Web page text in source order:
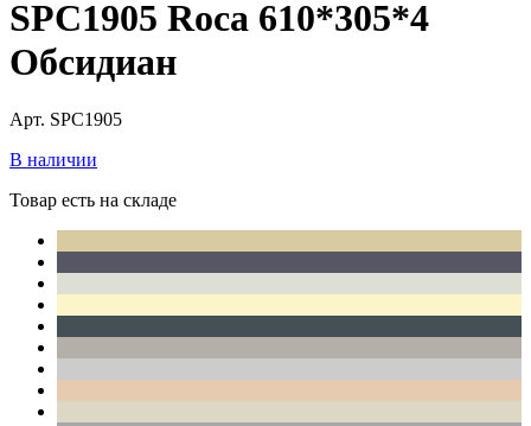
SPC1905 Roca 610*305*4
Обсидиан
Арт. SPC1905
В наличии
Товар есть на складе